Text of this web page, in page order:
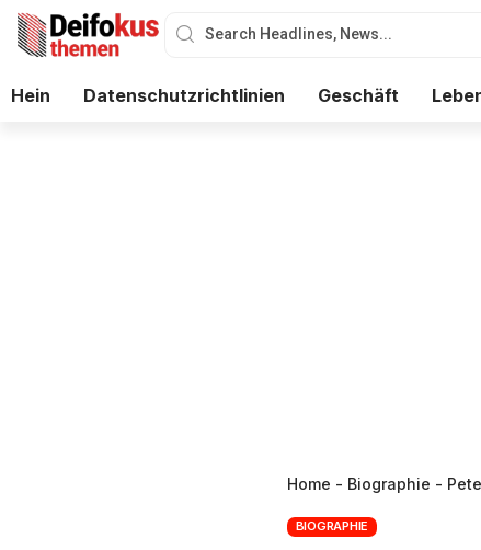
Hein Datenschutzrichtlinien Geschäft
Home - Biographie -
BIOGRAPHIE